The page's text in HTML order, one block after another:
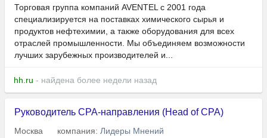
Торговая группа компаний AVENTEL с 2001 года
специализируется на поставках химического сырья и
продуктов нефтехимии, а также оборудования для всех
отраслей промышленности. Мы объединяем возможности
лучших зарубежных производителей и...
hh.ru - найдена более недели назад
Руководитель CPA-направления (Head of CPA)
Москва компания: Лидеры Мнений